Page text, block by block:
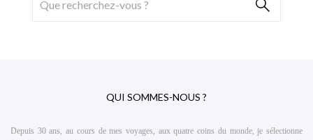
QUI SOMMES-NOUS ?
Depuis 30 ans, au cours de mes voyages, aux quatre coins du monde, je sélectionne